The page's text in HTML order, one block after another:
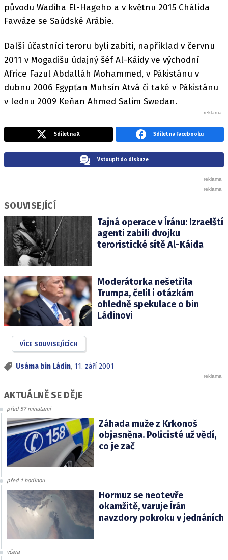
původu Wadiha El-Hageho a v květnu 2015 Chálida
Favváze se Saúdské Arábie.
Další účastníci teroru byli zabiti, například v červnu
2011 v Mogadišu údajný šéf Al-Káidy ve východní
Africe Fazul Abdalláh Mohammed, v Pákistánu v
dubnu 2006 Egypťan Muhsín Atvá či také v Pákistánu
v lednu 2009 Keňan Ahmed Salim Swedan.
Sdílet na X Sdílet na Facebooku
Vstoupit do diskuze
SOUVISEJÍCÍ
Tajná operace v Íránu: Izraelští
agenti zabili dvojku
teroristické sítě Al-Káida
Moderátorka nešetřila
Trumpa, čelil i otázkám
ohledně spekulace o bin
Ládinovi
VÍCE SOUVISEJÍCÍCH
Usáma bin Ládin, 11. září 2001
AKTUÁLNĚ SE DĚJE
před 57 minutami
Záhada muže z Krkonoš
objasněna. Policisté už vědí,
co je zač
před 1 hodinou
Hormuz se neotevře
okamžitě, varuje Írán
navzdory pokroku v jednáních
včera